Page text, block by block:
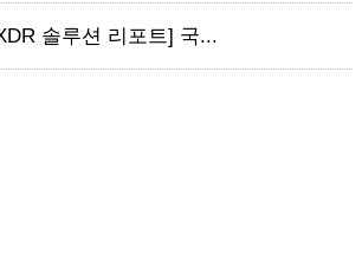
솔루션 리포트] 국...